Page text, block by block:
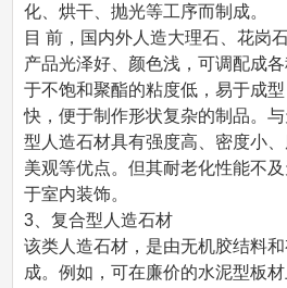
化、烘干、抛光等工序而制成。
目 前，国内外人造大理石、花岗
产品光泽好、颜色浅，可调配成
于不饱和聚酯的粘度低，易于成
快，便于制作形状复杂的制品。
型人造石材具有强度高、密度小
美观等优点。但其耐老化性能不
于室内装饰。
3、复合型人造石材
该类人造石材，是由无机胶结料
成。例如，可在廉价的水泥型板